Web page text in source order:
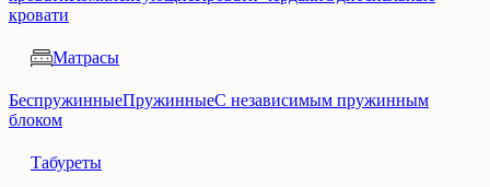
кровати
Матрасы
БеспружинныеПружинныеС независимым пружинным
блоком
Табуреты